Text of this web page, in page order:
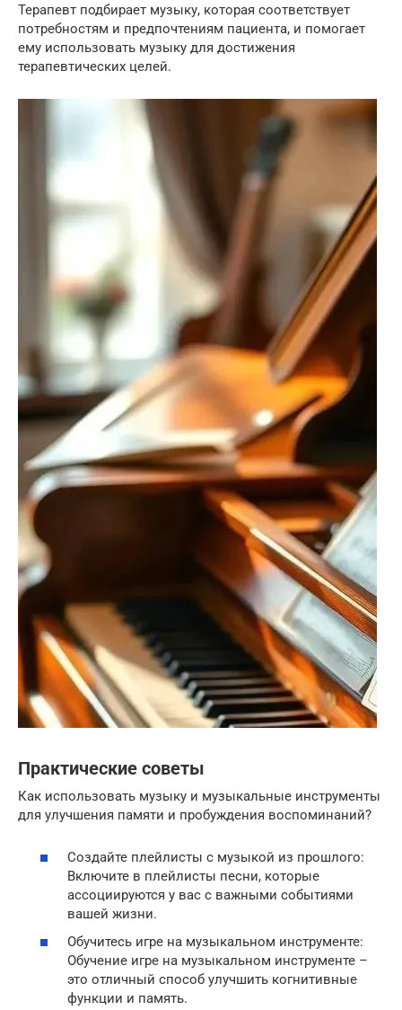
Терапевт подбирает музыку, которая соответствует
потребностям и предпочтениям пациента, и помогает
ему использовать музыку для достижения
терапевтических целей.
Практические советы
Как использовать музыку и музыкальные инструменты
для улучшения памяти и пробуждения воспоминаний?
Создайте плейлисты с музыкой из прошлого:
Включите в плейлисты песни, которые
ассоциируются у вас с важными событиями
вашей жизни.
Обучитесь игре на музыкальном инструменте:
Обучение игре на музыкальном инструменте –
это отличный способ улучшить когнитивные
функции и память.